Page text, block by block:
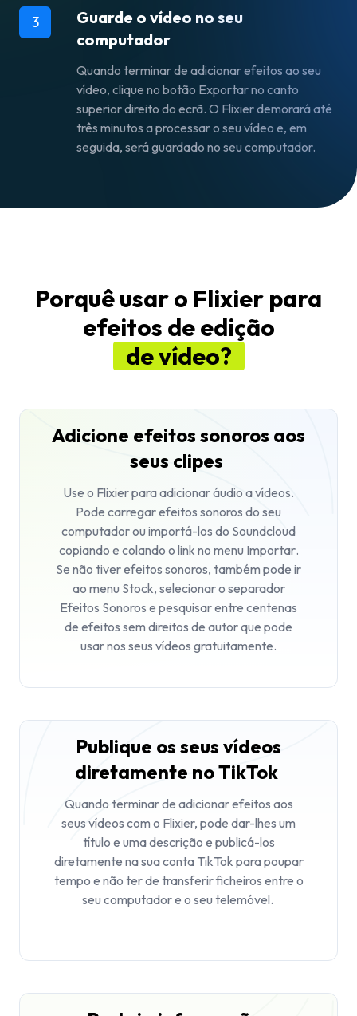
3
Guarde o vídeo no seu
computador
Quando terminar de adicionar efeitos ao seu
vídeo, clique no botão Exportarno canto
superior direito do ecrã. O Flixier demorará até
três minutos a processar o seu vídeo e, em
seguida, será guardado no seu computador.
Porquê usar o Flixier para
efeitos de edição
de vídeo?
Adicione efeitos sonoros aos
seus clipes
Use o Flixier paraadicionar áudio a vídeos.
Pode carregar efeitos sonoros do seu
computador ou importá-los do Soundcloud
copiando e colando o link no menu Importar.
Se não tiver efeitos sonoros, também pode ir
ao menu Stock, selecionar o separador
Efeitos Sonoros e pesquisar entre centenas
de efeitos sem direitos de autor que pode
usar nos seus vídeos gratuitamente.
Publique os seus vídeos
diretamente no TikTok
Quando terminar de adicionar efeitos aos
seus vídeos com o Flixier, pode dar-lhes um
título e uma descrição e publicá-los
diretamente na sua conta TikTok para poupar
tempo e não ter de transferir ficheiros entre o
seu computador e o seu telemóvel.